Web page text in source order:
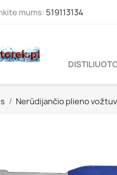
mums: 519113134
Nerūdijančio plieno